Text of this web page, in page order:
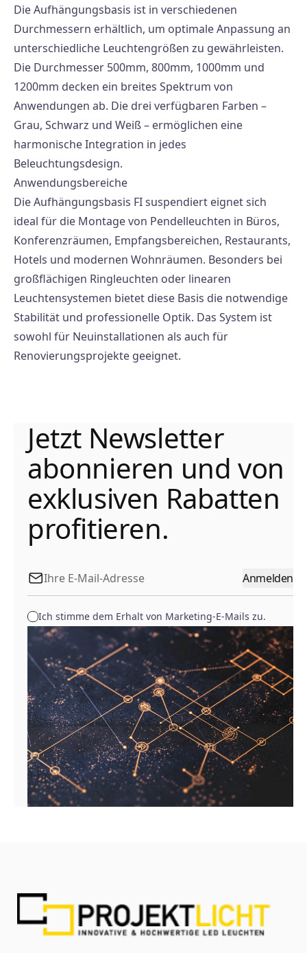
Die Aufhängungsbasis ist in verschiedenen
Durchmessern erhältlich, um optimale Anpassung an
unterschiedliche Leuchtengrößen zu gewährleisten.
Die Durchmesser 500mm, 800mm, 1000mm und
1200mm decken ein breites Spektrum von
Anwendungen ab. Die drei verfügbaren Farben –
Grau, Schwarz und Weiß – ermöglichen eine
harmonische Integration in jedes
Beleuchtungsdesign.
Anwendungsbereiche
Die Aufhängungsbasis FI suspendiert eignet sich
ideal für die Montage von Pendelleuchten in Büros,
Konferenzräumen, Empfangsbereichen, Restaurants,
Hotels und modernen Wohnräumen. Besonders bei
großflächigen Ringleuchten oder linearen
Leuchtensystemen bietet diese Basis die notwendige
Stabilität und professionelle Optik. Das System ist
sowohl für Neuinstallationen als auch für
Renovierungsprojekte geeignet.
Jetzt Newsletter
abonnieren und von
exklusiven Rabatten
profitieren.
Anmelden
Ich stimme dem Erhalt von Marketing-E-Mails zu.